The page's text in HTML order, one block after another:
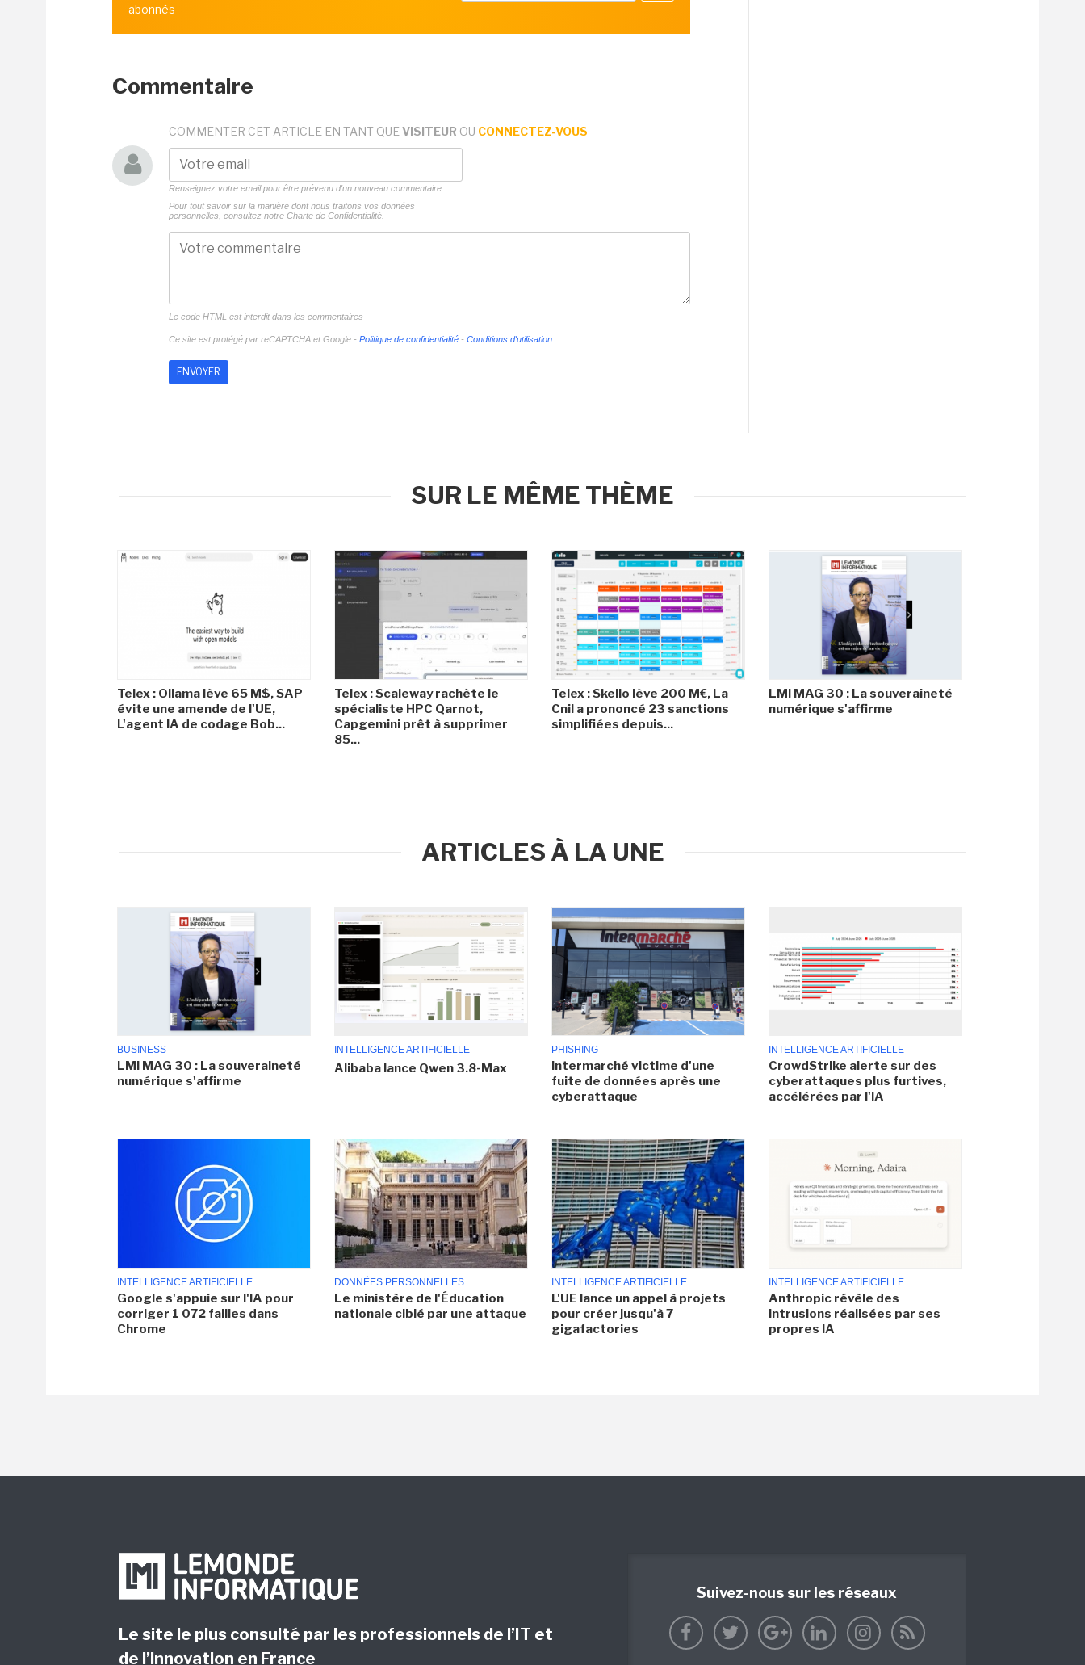
abonnés
Commentaire
COMMENTER CET ARTICLE EN TANT QUE VISITEUR OU CONNECTEZ-VOUS
Renseignez votre email pour être prévenu d'un nouveau commentaire
Pour tout savoir sur la manière dont nous traitons vos données
personnelles, consultez notre Charte de Confidentialité.
Le code HTML est interdit dans les commentaires
Ce site est protégé par reCAPTCHA et Google - Politique de confidentialité - Conditions d'utilisation
SUR LE MÊME THÈME
Telex : Ollama lève 65 M$, SAP
évite une amende de l'UE,
L'agent IA de codage Bob...
Telex : Scaleway rachète le
spécialiste HPC Qarnot,
Capgemini prêt à supprimer
85...
Telex : Skello lève 200 M€, La
Cnil a prononcé 23 sanctions
simplifiées depuis...
LMI MAG 30 : La souveraineté
numérique s'affirme
ARTICLES À LA UNE
BUSINESS
LMI MAG 30 : La souveraineté
numérique s'affirme
INTELLIGENCE ARTIFICIELLE
Alibaba lance Qwen 3.8-Max
PHISHING
Intermarché victime d'une
fuite de données après une
cyberattaque
INTELLIGENCE ARTIFICIELLE
CrowdStrike alerte sur des
cyberattaques plus furtives,
accélérées par l'IA
INTELLIGENCE ARTIFICIELLE
Google s'appuie sur l'IA pour
corriger 1 072 failles dans
Chrome
DONNÉES PERSONNELLES
Le ministère de l'Éducation
nationale ciblé par une attaque
INTELLIGENCE ARTIFICIELLE
L'UE lance un appel à projets
pour créer jusqu'à 7
gigafactories
INTELLIGENCE ARTIFICIELLE
Anthropic révèle des
intrusions réalisées par ses
propres IA
Le site le plus consulté par les professionnels de l’IT et
de l’innovation en France
Suivez-nous sur les réseaux